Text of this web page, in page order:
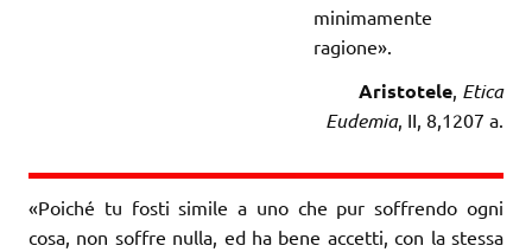
minimamente
ragione».
Aristotele Etica
Eudemia, II, 8,1207 a.
«Poiché tu fosti simile a uno che pur soffrendo ogni
cosa, non soffre nulla, ed ha bene accetti, con la stessa